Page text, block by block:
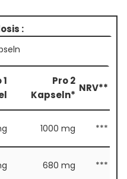
:
Pro 2
Kapseln*
NRV**
1000 mg ***
680 mg ***